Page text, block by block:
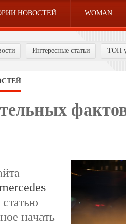
НОВОСТЕЙ WOMAN
Интересные статьи ТОП
начать